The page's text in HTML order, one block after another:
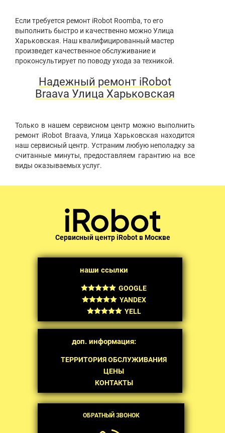
Если требуется ремонт iRobot Roomba, то его
выполнить быстро и качественно можно Улица
Харьковская. Наш квалифицированный мастер
произведет качественное обслуживание и
проконсультирует по поводу ухода за техникой.
Надежный ремонт iRobot
Braava Улица Харьковская
Только в нашем сервисном центр можно выполнить
ремонт iRobot Braava, Улица Харьковская находится
наш сервисный центр. Устраним любую неполадку за
считанные минуты, предоставляем гарантию на все
виды оказываемых услуг.
Сервисный центр iRobot в Москве
наши ссылки
GOOGLE
YANDEX
YELL
доп. информация:
ТЕРРИТОРИЯ ОБСЛУЖИВАНИЯ
ЦЕНЫ
КОНТАКТЫ
ОБРАТНЫЙ ЗВОНОК